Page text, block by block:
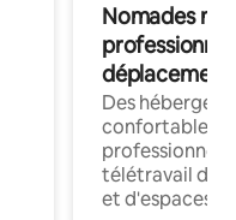
Nomades
déplacement
Des
confortables
professionnels
télétravail
et d'espaces